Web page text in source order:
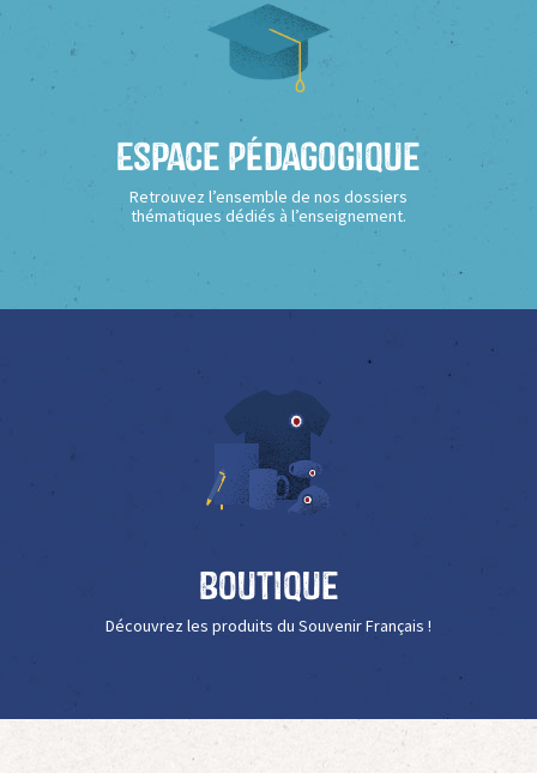
Espace Pédagogique
Retrouvez l’ensemble de nos dossiers
thématiques dédiés à l’enseignement.
Boutique
Découvrez les produits du Souvenir Français !